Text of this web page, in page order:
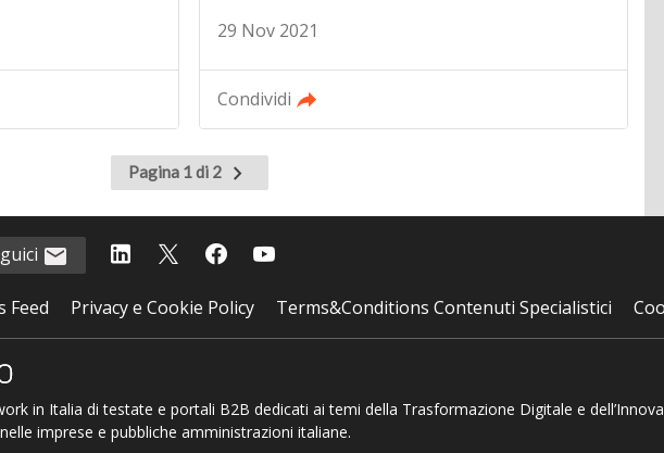
29 Nov 2021
Condividi
Pagina 1 di 2
Pagina
successiva
Feed Privacy e Cookie Policy Terms&Conditions Contenuti Specialistici
in Italia di testate e portali B2B dedicati ai temi della Trasformazione Digitale e
imprese e pubbliche amministrazioni italiane.